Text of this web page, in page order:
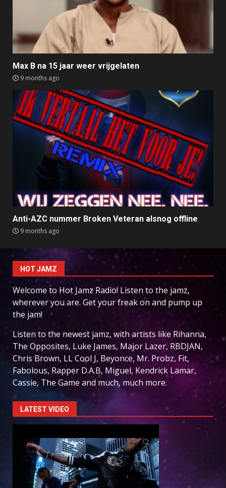
Max B na 15 jaar weer vrijgelaten
9 months ago
Anti-AZC nummer Broken Veteran alsnog offline
9 months ago
HOT JAMZ
Welcome to Hot Jamz Radio! Listen to the jamz,
wherever you are. Get your freak on and pump up
the jam!
Listen to the newest jamz, with artists like Rihanna,
The Opposites, Luke James, Major Lazer, RBDJAN,
Chris Brown, LL Cool J, Beyonce, Mr. Probz, Fit,
Fabolous, Rapper D.A.B, Miguel, Kendrick Lamar,
Cassie, The Game and much, much more.
LATEST VIDEO